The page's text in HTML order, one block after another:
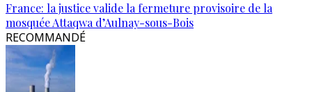
France: la justice valide la fermeture provisoire de la
mosquée Attaqwa d’Aulnay-sous-Bois
RECOMMANDÉ